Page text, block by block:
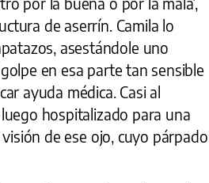
de aserrín. Camila lo
asestándole uno
en esa parte tan sensible
ayuda médica. Casi al
hospitalizado para una
de ese ojo, cuyo párpado